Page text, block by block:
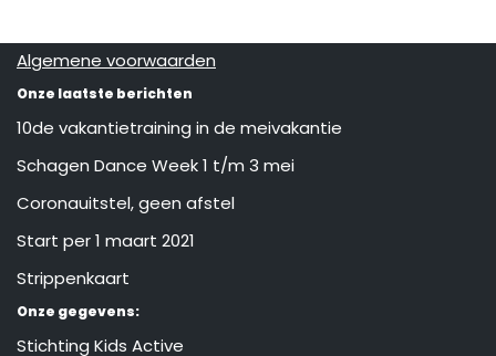
Algemene voorwaarden
Onze laatste berichten
10de vakantietraining in de meivakantie
Schagen Dance Week 1 t/m 3 mei
Coronauitstel, geen afstel
Start per 1 maart 2021
Strippenkaart
Onze gegevens:
Stichting Kids Active